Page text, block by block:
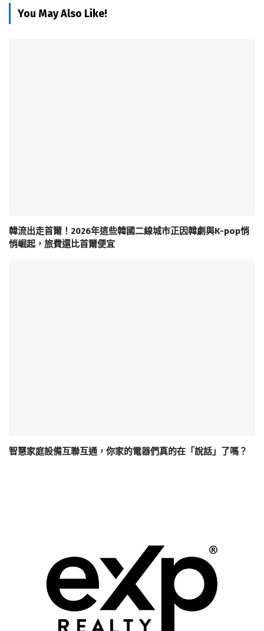
You May Also Like!
韓流出走首爾！2026年這些韓國二線城市正因韓劇與K-pop悄
悄崛起，旅費還比首爾便宜
智慧家庭設備互聯互通，你家的電器們真的在「說話」了嗎？